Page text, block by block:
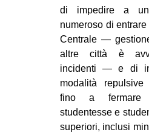
ARTE
di impedire a
numeroso di
Centrale —
altre città è
incidenti — e di
modalità
fino a fermare
studentesse e
superiori, inclusi